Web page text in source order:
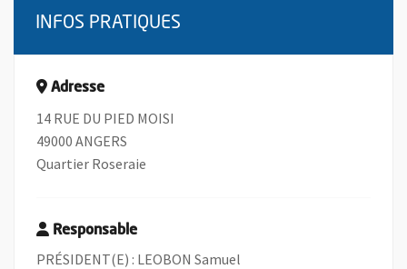
INFOS PRATIQUES
Adresse
14 RUE DU PIED MOISI
49000 ANGERS
Quartier Roseraie
Responsable
PRÉSIDENT(E) : LEOBON Samuel